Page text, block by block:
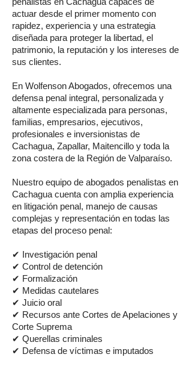
actuar desde el primer momento con
rapidez, experiencia y una estrategia
diseñada para proteger la libertad, el
patrimonio, la reputación y los intereses de
sus clientes.
En Wolfenson Abogados, ofrecemos una
defensa penal integral, personalizada y
altamente especializada para personas,
familias, empresarios, ejecutivos,
profesionales e inversionistas de
Cachagua, Zapallar, Maitencillo y toda la
zona costera de la Región de Valparaíso.
Nuestro equipo de abogados penalistas en
Cachagua cuenta con amplia experiencia
en litigación penal, manejo de causas
complejas y representación en todas las
etapas del proceso penal:
✔ Investigación penal
✔ Control de detención
✔ Formalización
✔ Medidas cautelares
✔ Juicio oral
✔ Recursos ante Cortes de Apelaciones y
Corte Suprema
✔ Querellas criminales
✔ Defensa de víctimas e imputados